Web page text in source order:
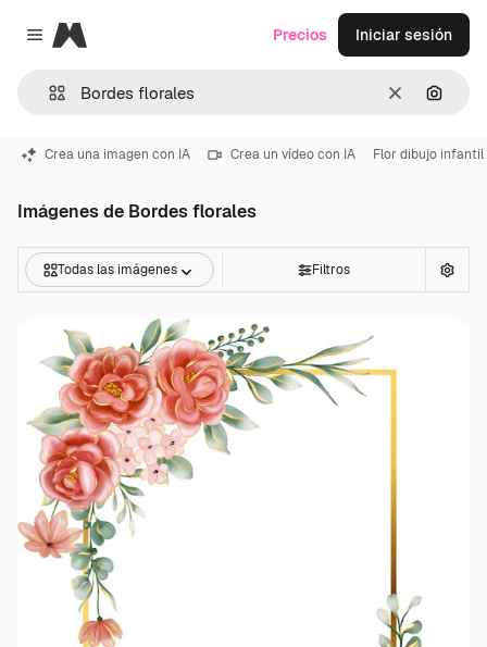
Close menu
Magnific
Borrar
Precios Iniciar sesión
Crea una imagen con IA Crea un vídeo con IA Flor dibujo infantil
Imágenes de Bordes florales
Todas las imágenes Filtros